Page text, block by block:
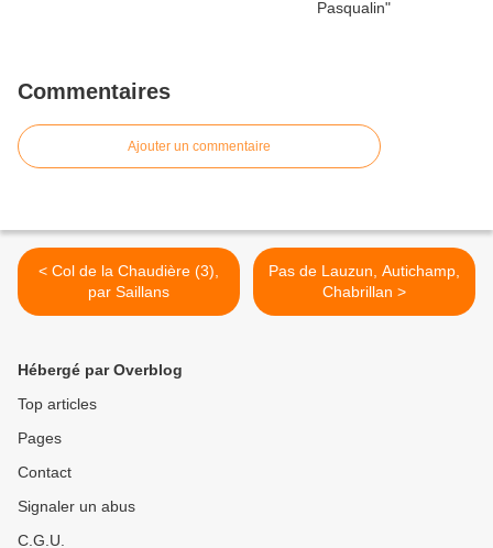
Commentaires
Ajouter un commentaire
< Col de la Chaudière (3),
par Saillans
Pas de Lauzun, Autichamp,
Chabrillan >
Hébergé par Overblog
Top articles
Pages
Contact
Signaler un abus
C.G.U.